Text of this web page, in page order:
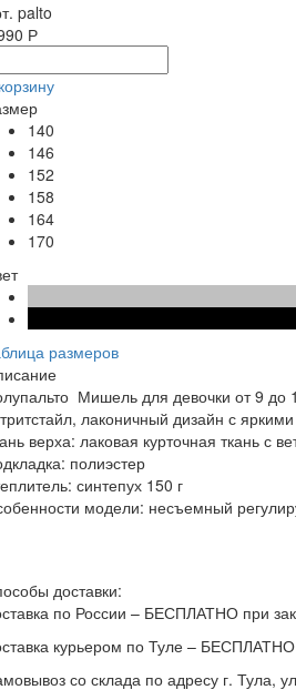
palto
Р
140
146
152
158
164
170
размеров
Мишель для девочки от 9
лаконичный дизайн с
верха: лаковая курточная ткань с
полиэстер
синтепух 150 г
модели: несъемный
доставки:
по России – БЕСПЛАТНО при
курьером по Туле – БЕСПЛАТНО
со склада по адресу г. Тула,